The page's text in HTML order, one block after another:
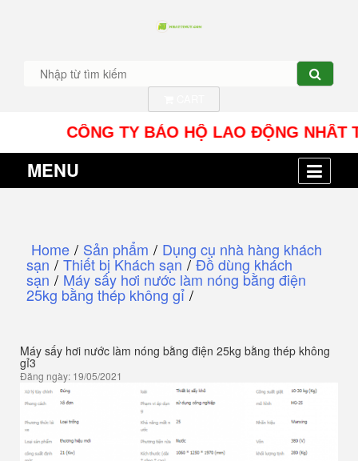
CÔNG TY BẢO HỘ LAO ĐỘNG NHÂT
MENU
Home / Sản phẩm / Dụng cụ nhà hàng khách
sạn / Thiết bị Khách sạn / Đồ dùng khách
sạn / Máy sấy hơi nước làm nóng bằng điện
25kg bằng thép không gỉ /
Máy sấy hơi nước làm nóng bằng điện 25kg bằng thép không
gỉ3
Đăng ngày: 19/05/2021